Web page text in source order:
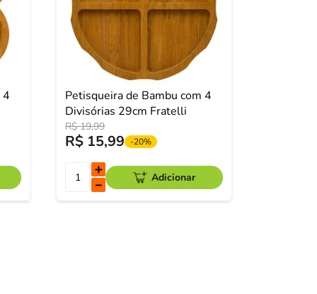
4
Petisqueira de Bambu com 4
Divisórias 29cm Fratelli
R$ 19,99
R$ 15,99 -20%
＋
－
Adicionar